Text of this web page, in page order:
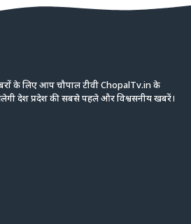
के लिए आप चौपाल टीवी ChopalTv.in के
देश प्रदेश की सबसे पहले और विश्वसनीय खबरें।